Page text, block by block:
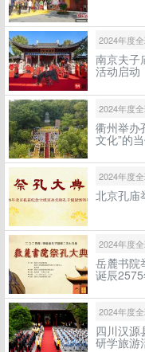
2024年度
南京夫子
活动启动
2024年度
衢州举办
文化”的
2024年度
北京孔庙
2024年度
岳麓书院
诞辰
2024年度
四川汉源
研学旅游